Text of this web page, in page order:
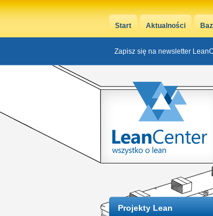
Start Aktualności
Zapisz się na newsletter
Projekty Lean